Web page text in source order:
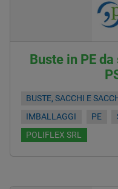
Buste in PE
BUSTE, SACCHI E
IMBALLAGGI
PE
POLIFLEX SRL